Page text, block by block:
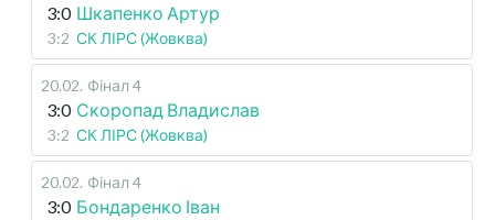
3:0 Шкапенко Артур
3:2 СК ЛІРС (Жовква)
20.02. Фінал 4
3:0 Скоропад Владислав
3:2 СК ЛІРС (Жовква)
20.02. Фінал 4
3:0 Бондаренко Іван